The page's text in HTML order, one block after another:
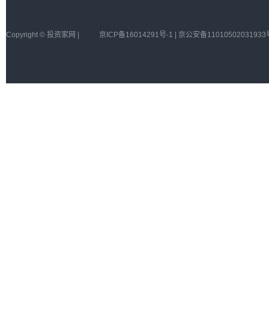
Copyright © 投资家网 | 京ICP备16014291号-1 | 京公安备11010502031933